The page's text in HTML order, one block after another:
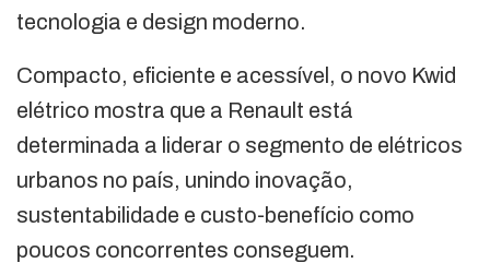
tecnologia e design moderno.
Compacto, eficiente e acessível, o novo Kwid
elétrico mostra que a Renault está
determinada a liderar o segmento de elétricos
urbanos no país, unindo inovação,
sustentabilidade e custo-benefício como
poucos concorrentes conseguem.